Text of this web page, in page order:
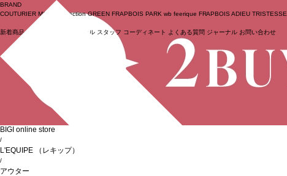
ログイン
BRAND
COUTURIER MOGA Collection GREEN FRAPBOIS PARK wb feerique FRAPBOIS ADIEU TRISTESSE
新着商品 (ライブ) セール スタッフ コーディネート よくある質問 ジャーナル お問い合わせ
BIGI online store
/
L'EQUIPE （レキップ）
/
アウター